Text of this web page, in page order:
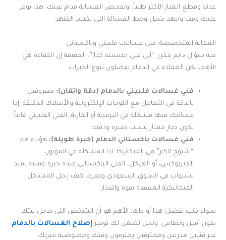
عدته وقطع الغيار الأكثر طلباً، ويفحص الغسالة قدام عينك. هذا يوفر
عليك وقت وجهد شيل وحط الغسالة اللي يكسر الظهر.
العمالة المتخصصة: فني غسالات فلبيني وباكستاني
فيه سؤال دايم يتكرر: “أبي فني جنسيته كذا!”. الحقيقة إن الكفاءة هي
الأهم، لكن العملاء في الدمام يفضلون تنوع الخبرات.
فني غسالات فلبيني بالدمام (دقة واتقان): معروفين
بالدقة في التعامل مع اللوحات الإلكترونية والأسلاك الدقيقة. إذا
غسالتك فيها مشكلة في البرمجة أو الكارتة، الفني الفلبيني غالباً
يكون خيار ممتاز بسبب صبره ودقته.
فني غسالات باكستاني الدمام (خبرة طويلة): هؤلاء هم
“شيوخ الكار” في الميكانيكا. إذا المشكلة في الموتور،
الجيربوكس، أو الهيكل، الفني الباكستاني عنده خبرة عملية تمتد
لسنوات في السوق السعودي ويعرف كيف يحل المشاكل
الميكانيكية المعقدة بقوة واقتدار.
سواء كنت تفضل هذا أو ذاك، الأهم هو أن الشخص اللي يدخل بيتك
يكون أمين ونظامي. ونحن نضمن لك توفير إصلاح الغسالات بالدمام
عبر فنيين مدربين ومحترفين يحترمون وقتك وخصوصية منزلك.